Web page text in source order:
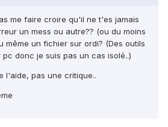
me faire croire qu'il ne t'es jamais
un mess ou autre?? (ou du moins
même un fichier sur ordi? (Des outils
donc je suis pas un cas isolé..)
l'aide, pas une critique..